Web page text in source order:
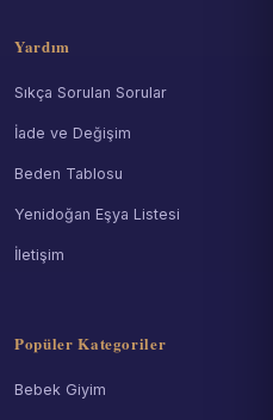
Yardım
Sıkça Sorulan Sorular
İade ve Değişim
Beden Tablosu
Yenidoğan Eşya Listesi
İletişim
Popüler Kategoriler
Bebek Giyim